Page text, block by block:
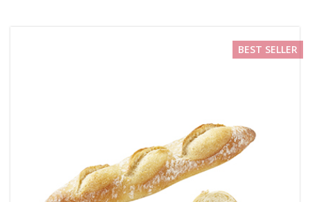
BEST SELLER